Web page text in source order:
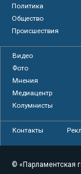
Политика
Общество
Происшествия
Видео
Фото
Мнения
Медиацентр
Колумнисты
Контакты
© «Парламентская